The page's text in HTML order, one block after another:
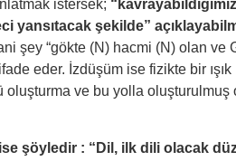
istersek;
yansıtacak şekilde”
şey “gökte (N) hacmi (N) olan ve
eder. İzdüşüm ise fizikte bir ışık
oluşturma ve bu yolla oluşturulmuş
şöyledir : “Dil, ilk dili olacak